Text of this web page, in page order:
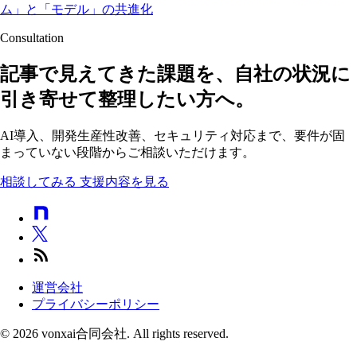
ム」と「モデル」の共進化
Consultation
記事で見えてきた課題を、自社の状況に
引き寄せて整理したい方へ。
AI導入、開発生産性改善、セキュリティ対応まで、要件が固
まっていない段階からご相談いただけます。
相談してみる 支援内容を見る
運営会社
プライバシーポリシー
© 2026 vonxai合同会社. All rights reserved.